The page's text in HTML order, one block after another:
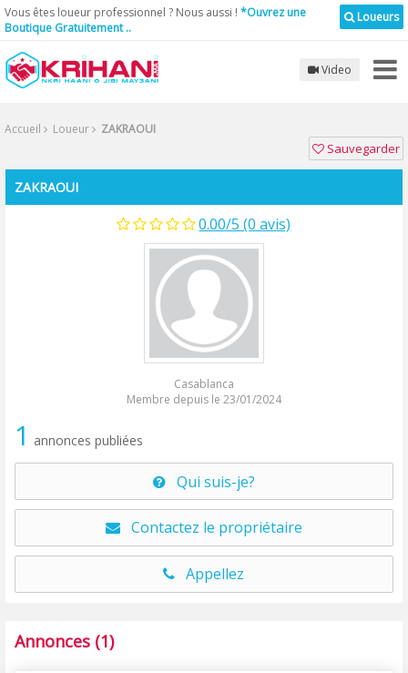
Loueurs
Vous êtes loueur professionnel ? Nous aussi ! *Ouvrez une
Boutique Gratuitement ..
Video
Accueil Loueur ZAKRAOUI
Sauvegarder
ZAKRAOUI
0.00/5 (0 avis)
Casablanca
Membre depuis le 23/01/2024
1 annonces publiées
Qui suis-je?
Contactez le propriétaire
Appellez
Annonces (1)